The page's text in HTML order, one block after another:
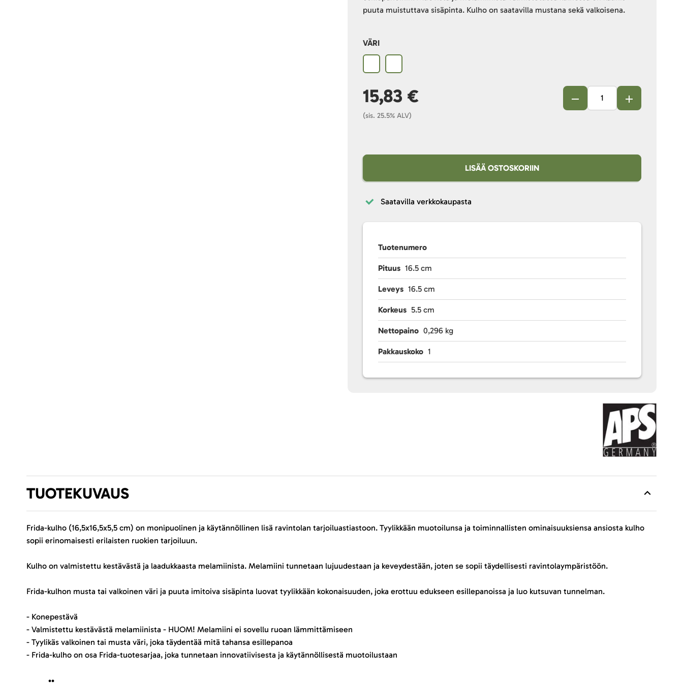
puuta muistuttava sisäpinta. Kulho on saatavilla mustana sekä valkoisena.
VÄRI
15,83 €
(sis. 25.5% ALV)
LISÄÄ OSTOSKORIIN
Saatavilla verkkokaupasta
Tuotenumero
Pituus 16.5 cm
Leveys 16.5 cm
Korkeus 5.5 cm
Nettopaino 0,296 kg
Pakkauskoko 1
TUOTEKUVAUS
Frida-kulho (16,5x16,5x5,5 cm) on monipuolinen ja käytännöllinen lisä ravintolan tarjoiluastiastoon. Tyylikkään muotoilunsa ja toiminnallisten ominaisuuksiensa ansiosta kulho
sopii erinomaisesti erilaisten ruokien tarjoiluun.
Kulho on valmistettu kestävästä ja laadukkaasta melamiinista. Melamiini tunnetaan lujuudestaan ja keveydestään, joten se sopii täydellisesti ravintolaympäristöön.
Frida-kulhon musta tai valkoinen väri ja puuta imitoiva sisäpinta luovat tyylikkään kokonaisuuden, joka erottuu edukseen esillepanoissa ja luo kutsuvan tunnelman.
- Konepestävä
- Valmistettu kestävästä melamiinista - HUOM! Melamiini ei sovellu ruoan lämmittämiseen
- Tyylikäs valkoinen tai musta väri, joka täydentää mitä tahansa esillepanoa
- Frida-kulho on osa Frida-tuotesarjaa, joka tunnetaan innovatiivisesta ja käytännöllisestä muotoilustaan